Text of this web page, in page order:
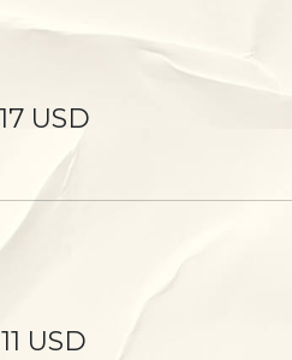
USD
USD